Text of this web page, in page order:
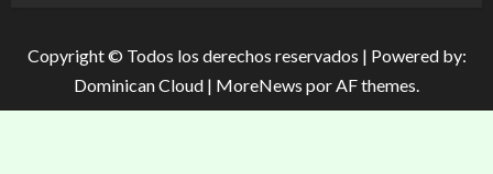
Copyright © Todos los derechos reservados | Powered by:
Dominican Cloud | MoreNews por AF themes.